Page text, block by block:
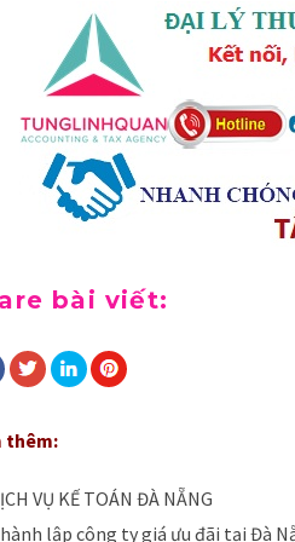
bài viết:
thêm:
VỤ KẾ TOÁN ĐÀ NẴNG
lập công ty giá ưu đãi tại Đà